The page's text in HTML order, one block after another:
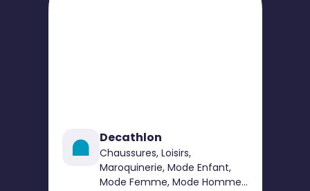
Decathlon
Chaussures, Loisirs,
Maroquinerie, Mode Enfant,
Mode Femme, Mode Homme,